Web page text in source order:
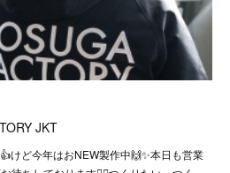
JKT
けど今年はおNEW製作中🙌✨本日も営業